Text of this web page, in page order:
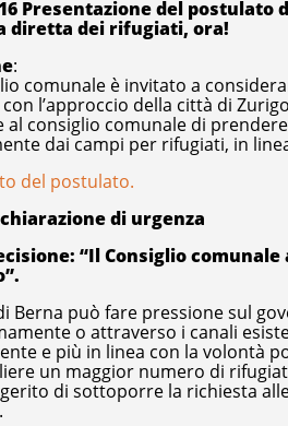
Presentazione del postulato
diretta dei rifugiati, ora!
:
comunale è invitato a
l’approccio della città di
al consiglio comunale di
dai campi per rifugiati, in
del postulato.
di urgenza
“Il Consiglio
Berna può fare pressione sul
o attraverso i canali
e più in linea con la volontà
un maggior numero di
di sottoporre la richiesta